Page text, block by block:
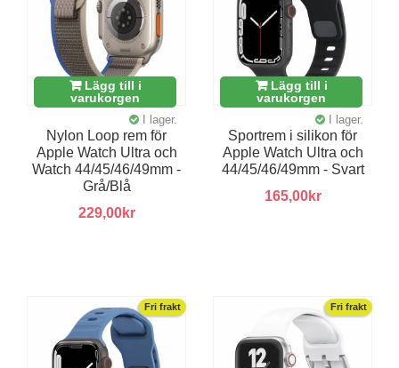
Lägg till i
varukorgen
I lager.
Nylon Loop rem för
Apple Watch Ultra och
Watch 44/45/46/49mm -
Grå/Blå
229,00kr
Lägg till i
varukorgen
I lager.
Sportrem i silikon för
Apple Watch Ultra och
44/45/46/49mm - Svart
165,00kr
Fri frakt Fri frakt